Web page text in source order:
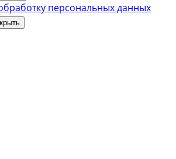
персональных данных